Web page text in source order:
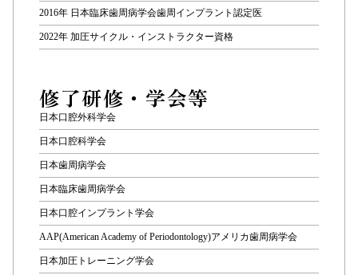
2016年 日本臨床歯周病学会歯周インプラント認定医
2022年 加圧サイクル・インストラクター資格
修了研修・学会等
日本口腔外科学会
日本口腔科学会
日本歯周病学会
日本臨床歯周病学会
日本口腔インプラント学会
AAP(American Academy of Periodontology)アメリカ歯周病学会
日本加圧トレーニング学会